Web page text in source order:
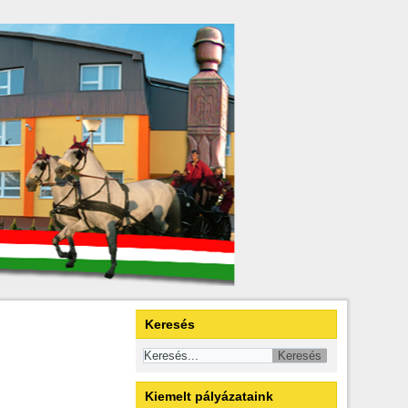
Keresés
Kiemelt pályázataink